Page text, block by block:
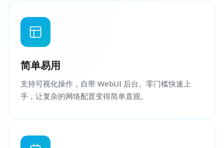
简单易用
支持可视化操作，自带 WebUI 后台。零门槛快速上
手，让复杂的网络配置变得简单直观。